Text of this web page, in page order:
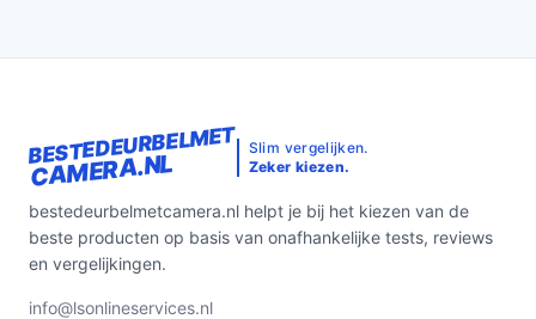
BESTEDEURBELMET
CAMERA.NL
Slim vergelijken.
Zeker kiezen.
bestedeurbelmetcamera.nl helpt je bij het kiezen van de
beste producten op basis van onafhankelijke tests, reviews
en vergelijkingen.
info@lsonlineservices.nl